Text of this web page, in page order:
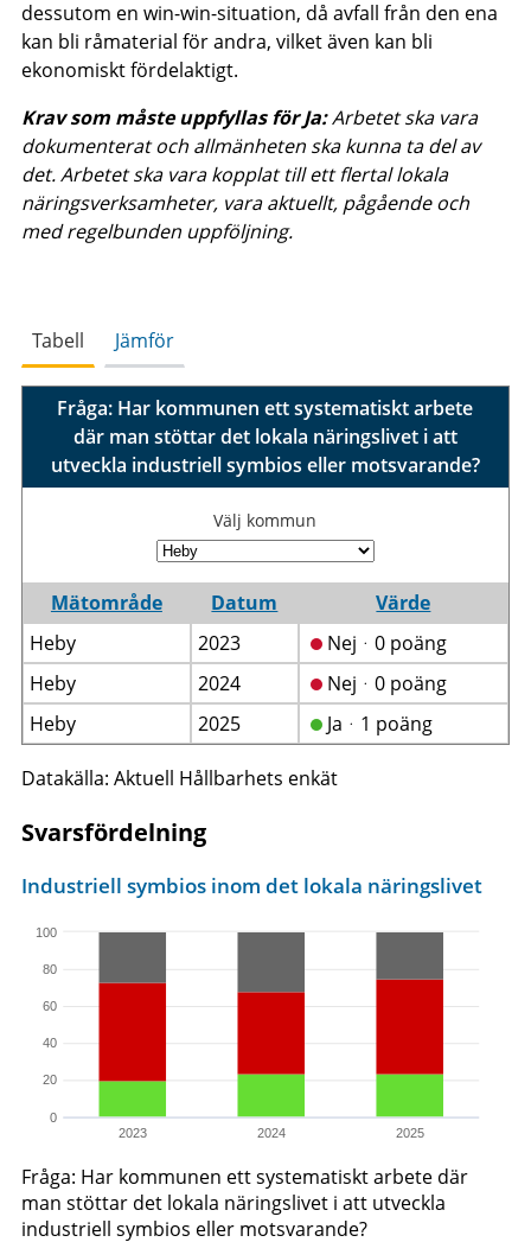
dessutom en win-win-situation, då avfall från den ena
kan bli råmaterial för andra, vilket även kan bli
ekonomiskt fördelaktigt.
Krav som måste uppfyllas för Ja:Arbetet ska vara
dokumenterat och allmänheten ska kunna ta del av
det. Arbetet ska vara kopplat till ett flertal lokala
näringsverksamheter, vara aktuellt, pågående och
med regelbunden uppföljning.
Tabell Jämför
Fråga: Har kommunen ett systematiskt arbete
där man stöttar det lokala näringslivet i att
utveckla industriell symbios eller motsvarande?
Välj kommun
Mätområde Datum
Värde
Heby
2023
Nejᆞ0 poäng
Heby
2024
Nejᆞ0 poäng
Heby
2025 Jaᆞ1 poäng
Datakälla: Aktuell Hållbarhets enkät
Svarsfördelning
2023 2024 2025
0
20
40
60
80
100
Industriell symbios inom det lokala näringslivet
Fråga: Har kommunen ett systematiskt arbete där
man stöttar det lokala näringslivet i att utveckla
industriell symbios eller motsvarande?